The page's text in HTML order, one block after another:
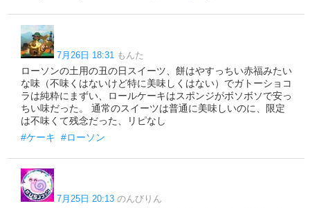
7月26日 18:31 もんた
ローソンの土用の丑の日スイーツ、餅はやすっちい赤福みたい
な味（不味くはないけど特に美味しくはない）でガトーショコ
ラは純粋にまずい、ロールケーキはスポンジがボソボソで安っ
ちい味だった。 通常のスイーツは普通に美味しいのに、限定
は不味くて残念だった、リピなし
#ケーキ #ローソン
7月25日 20:13 のんびりん